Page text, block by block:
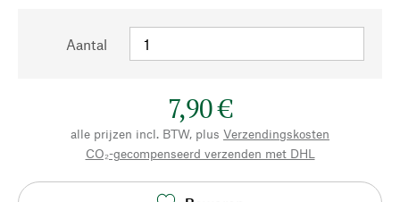
Aantal
7,90 €
alle prijzen incl. BTW, plus Verzendingskosten
CO₂-gecompenseerd verzenden met DHL